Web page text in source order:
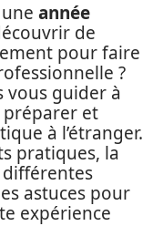
année
de
pour faire
?
vous guider à
préparer et
à l’étranger.
pratiques, la
astuces pour
expérience